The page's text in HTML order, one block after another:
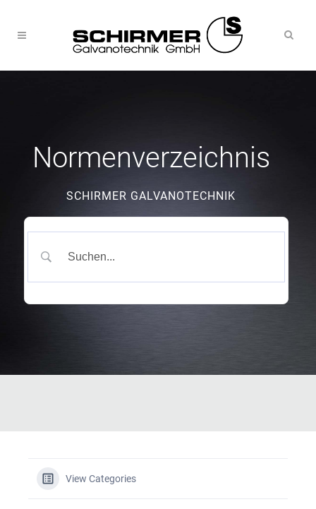
Normenverzeichnis
SCHIRMER GALVANOTECHNIK
View Categories